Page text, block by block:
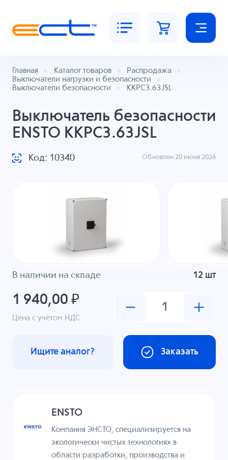
Главная Каталог товаров
Распродажа
Выключатели нагрузки и безопасности
Выключатели безопасности
KKPC3.63JSL
Выключатель безопасности
ENSTO KKPC3.63JSL
Код: 10340 Обновлен 20 июня 2026
В наличии на складе 12 шт
1 940,00 ₽
Цена с учетом НДС
Заказать
Ищите аналог?
ENSTO
Компания ЭНСТО, специализируется на
экологически чистых технологиях в
области разработки, производства и